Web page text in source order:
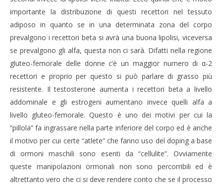
importante la distribuzione di questi recettori nel tessuto
adiposo in quanto se in una determinata zona del corpo
prevalgono i recettori beta si avrà una buona lipolisi, viceversa
se prevalgono gli alfa, questa non ci sarà. Difatti nella regione
gluteo-femorale delle donne c’è un maggior numero di α-2
recettori e proprio per questo si può parlare di grasso più
resistente. Il testosterone aumenta i recettori beta a livello
addominale e gli estrogeni aumentano invece quelli alfa a
livello gluteo-femorale. Questo è uno dei motivi per cui la
“pillola” fa ingrassare nella parte inferiore del corpo ed è anche
il motivo per cui certe “atlete” che fanno uso del doping a base
di ormoni maschili sono esenti da “cellulite”. Ovviamente
queste manipolazioni ormonali non sono percorribili ed è
altrettanto vero che ci si deve rendere conto che se il processo